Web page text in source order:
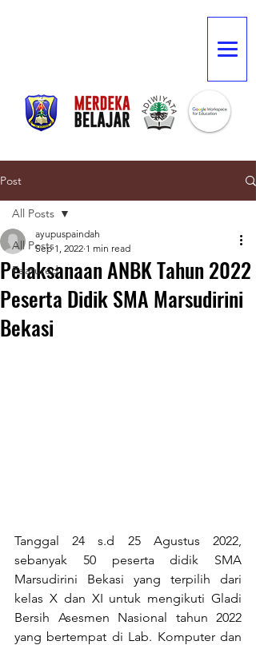
Post
All Posts
Featured
All Posts
Pelaksanaan ANBK Tahun 2022
Peserta Didik SMA Marsudirini
Bekasi
ayupuspaindah
Sep 1, 2022 1 min read
Tanggal 24 s.d 25 Agustus 2022,
sebanyak 50 peserta didik SMA
Marsudirini Bekasi yang terpilih dari
kelas X dan XI untuk mengikuti Gladi
Bersih Asesmen Nasional tahun 2022
yang bertempat di Lab. Komputer dan